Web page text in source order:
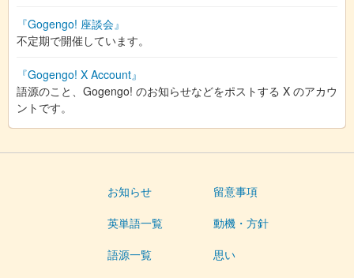
『Gogengo! 座談会』
不定期で開催しています。
『Gogengo! X Account』
語源のこと、Gogengo! のお知らせなどをポストする X のアカウ
ントです。
お知らせ
英単語一覧
語源一覧
留意事項
動機・方針
思い